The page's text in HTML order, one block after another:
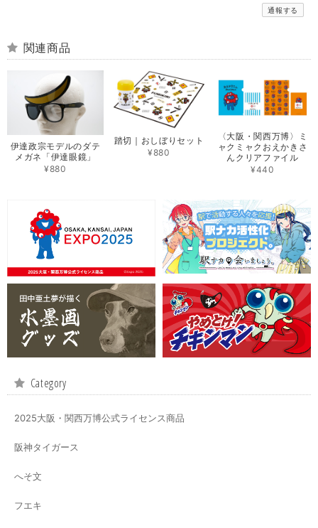
通報する
関連商品
伊達政宗モデルのダテ
メガネ「伊達眼鏡」
¥880
踏切｜おしぼりセット
¥880
〈大阪・関西万博〉ミ
ャクミャクおえかきさ
んクリアファイル
¥440
Category
2025大阪・関西万博公式ライセンス商品
阪神タイガース
へそ文
フエキ